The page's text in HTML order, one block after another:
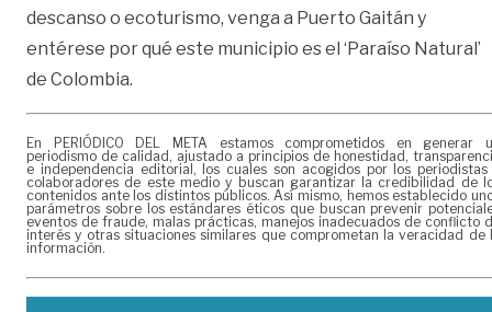
descanso o ecoturismo, venga a Puerto Gaitán y
entérese por qué este municipio es el ‘Paraíso Natural’
de Colombia.
En PERIÓDICO DEL META estamos comprometidos en generar
periodismo de calidad, ajustado a principios de honestidad,
e independencia editorial, los cuales son acogidos por los periodistas
colaboradores de este medio y buscan garantizar la credibilidad de
contenidos ante los distintos públicos. Así mismo, hemos establecido
parámetros sobre los estándares éticos que buscan prevenir
eventos de fraude, malas prácticas, manejos inadecuados de conflicto
interés y otras situaciones similares que comprometan la veracidad de
información.